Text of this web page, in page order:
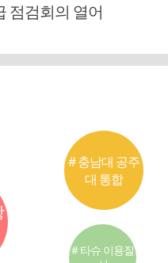
점검회의 열어
# 충남대 공주
대 통합
# 타슈 이용질